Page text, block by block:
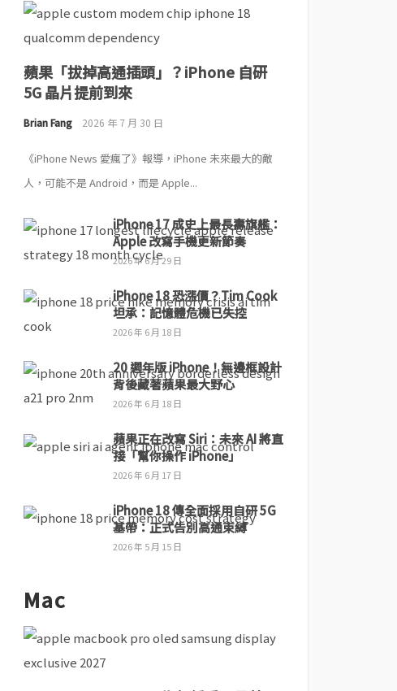
蘋果「拔掉高通插頭」？iPhone 自研
5G 晶片提前到來
Brian Fang 2026 年 7 月 30 日
《iPhone News 愛瘋了》報導，iPhone 未來最大的敵
人，可能不是 Android，而是 Apple...
iPhone 17 成史上最長壽旗艦：
Apple 改寫手機更新節奏
2026 年 6 月 29 日
iPhone 18 恐漲價？Tim Cook
坦承：記憶體危機已失控
2026 年 6 月 18 日
20 週年版 iPhone！無邊框設計
背後藏著蘋果最大野心
2026 年 6 月 18 日
蘋果正在改寫 Siri：未來 AI 將直
接「幫你操作 iPhone」
2026 年 6 月 17 日
iPhone 18 傳全面採用自研 5G
基帶：正式告別高通束縛
2026 年 5 月 15 日
Mac